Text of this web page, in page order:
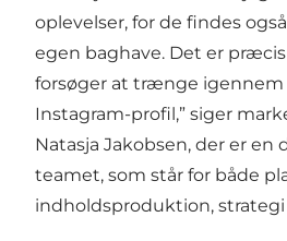
oplevelser, for de findes
egen baghave. Det er
forsøger at trænge igennem
Instagram-profil,” siger
Natasja Jakobsen, der er en
teamet, som står for både
indholdsproduktion,